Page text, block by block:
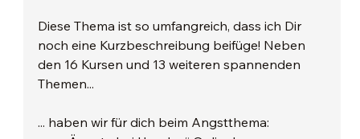
Diese Thema ist so umfangreich, dass ich Dir
noch eine Kurzbeschreibung beifüge! Neben
den 16 Kursen und 13 weiteren spannenden
Themen...
... haben wir für dich beim Angstthema: